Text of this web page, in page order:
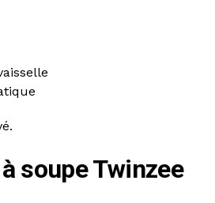
soupe Twinzee